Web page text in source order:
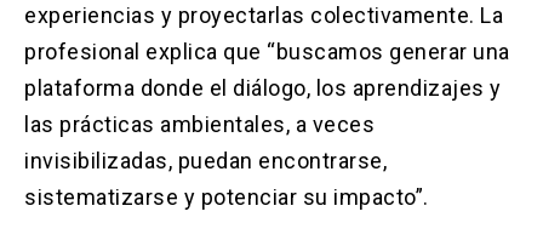
experiencias y proyectarlas colectivamente. La
profesional explica que “buscamos generar una
plataforma donde el diálogo, los aprendizajes y
las prácticas ambientales, a veces
invisibilizadas, puedan encontrarse,
sistematizarse y potenciar su impacto”.